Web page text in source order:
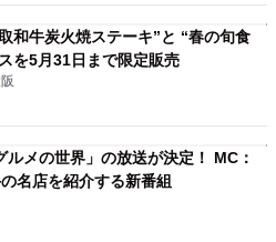
和牛炭火焼ステーキ”と “春の旬食
を5月31日まで限定販売
メの世界」の放送が決定！ MC：
名店を紹介する新番組